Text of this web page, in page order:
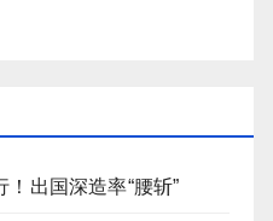
出国深造率“腰斩”